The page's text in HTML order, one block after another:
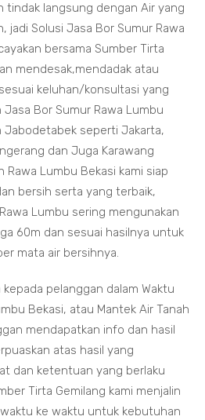
tindak langsung dengan Air yang
jadi Solusi Jasa Bor Sumur Rawa
bersama Sumber Tirta
mendesak,mendadak atau
keluhan/konsultasi yang
Bor Sumur Rawa Lumbu
Jabodetabek seperti Jakarta,
dan Juga Karawang
Rawa Lumbu Bekasi kami siap
bersih serta yang terbaik,
Lumbu sering mengunakan
60m dan sesuai hasilnya untuk
mata air bersihnya.
kepada pelanggan dalam Waktu
Bekasi, atau Mantek Air Tanah
mendapatkan info dan hasil
atas hasil yang
dan ketentuan yang berlaku
Tirta Gemilang kami menjalin
ke waktu untuk kebutuhan